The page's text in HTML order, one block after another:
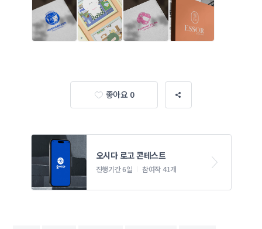
좋아요 0
오시다 로고 콘테스트
진행기간 6일 참여작 41개